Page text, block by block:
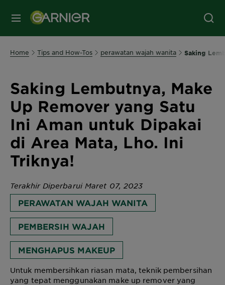
MENU
Home Tips and How-Tos perawatan wajah wanita Saking
Saking Lembutnya, Make
Up Remover yang Satu
Ini Aman untuk Dipakai
di Area Mata, Lho. Ini
Triknya!
Terakhir Diperbarui Maret 07, 2023
PERAWATAN WAJAH WANITA
PEMBERSIH WAJAH
MENGHAPUS MAKEUP
Untuk membersihkan riasan mata, teknik pembersihan
yang tepat menggunakan make up remover yang